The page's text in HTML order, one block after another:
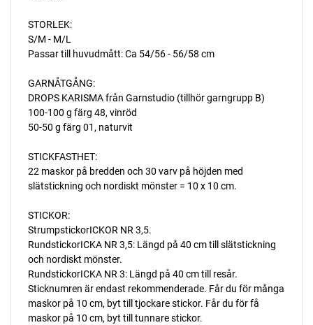
STORLEK:
S/M - M/L
Passar till huvudmått: Ca 54/56 - 56/58 cm
GARNÅTGÅNG:
DROPS KARISMA från Garnstudio (tillhör garngrupp B)
100-100 g färg 48, vinröd
50-50 g färg 01, naturvit
STICKFASTHET:
22 maskor på bredden och 30 varv på höjden med
slätstickning och nordiskt mönster = 10 x 10 cm.
STICKOR:
StrumpstickorICKOR NR 3,5.
RundstickorICKA NR 3,5: Längd på 40 cm till slätstickning
och nordiskt mönster.
RundstickorICKA NR 3: Längd på 40 cm till resår.
Sticknumren är endast rekommenderade. Får du för många
maskor på 10 cm, byt till tjockare stickor. Får du för få
maskor på 10 cm, byt till tunnare stickor.